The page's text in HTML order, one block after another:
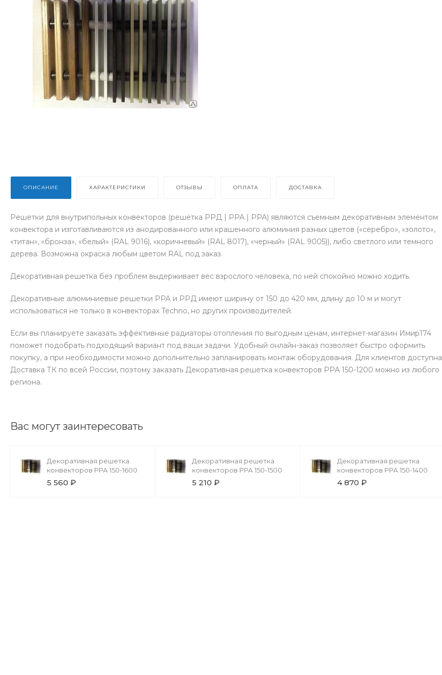
ОПИСАНИЕ ХАРАКТЕРИСТИКИ ОТЗЫВЫ ОПЛАТА ДОСТАВКА
Решетки для внутрипольных конвекторов (решетка РРД | РРА | PPA) являются съемным декоративным элементом
конвектора и изготавливаются из анодированного или крашенного алюминия разных цветов («серебро», «золото»,
«титан», «бронза», «белый» (RAL 9016), «коричневый» (RAL 8017), «черный» (RAL 9005)), либо светлого или темного
дерева. Возможна окраска любым цветом RAL под заказ.
Декоративная решетка без проблем выдерживает вес взрослого человека, по ней спокойно можно ходить.
Декоративные алюминиевые решетки PPA и РРД имеют ширину от 150 до 420 мм, длину до 10 м и могут
использоваться не только в конвекторах Techno, но других производителей.
Если вы планируете заказать эффективные радиаторы отопления по выгодным ценам, интернет-магазин Имир174
поможет подобрать подходящий вариант под ваши задачи. Удобный онлайн-заказ позволяет быстро оформить
покупку, а при необходимости можно дополнительно запланировать монтаж оборудования. Для клиентов доступна
Доставка ТК по всей России, поэтому заказать Декоративная решетка конвекторов РРА 150-1200 можно из любого
региона.
Вас могут заинтересовать
Декоративная решетка
конвекторов РРА 150-1600
5 560 ₽
Декоративная решетка
конвекторов РРА 150-1500
5 210 ₽
Декоративная решетка
конвекторов РРА 150-1400
4 870 ₽